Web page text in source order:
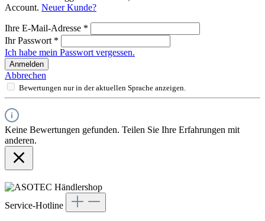
Account. Neuer Kunde?
Ihre E-Mail-Adresse *
Ihr Passwort *
Ich habe mein Passwort vergessen.
Anmelden
Abbrechen
Bewertungen nur in der aktuellen Sprache anzeigen.
Keine Bewertungen gefunden. Teilen Sie Ihre Erfahrungen mit
anderen.
Service-Hotline